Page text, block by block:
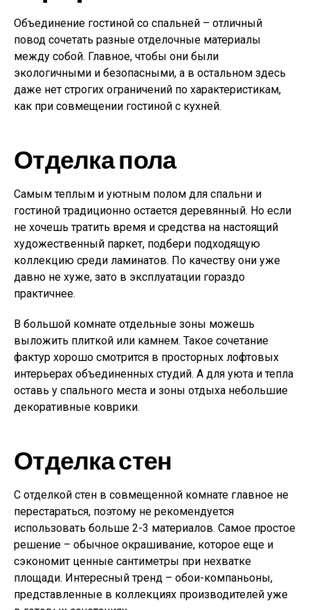
Объединение гостиной со спальней – отличный
повод сочетать разные отделочные материалы
между собой. Главное, чтобы они были
экологичными и безопасными, а в остальном здесь
даже нет строгих ограничений по характеристикам,
как при совмещении гостиной с кухней.
Отделка пола
Самым теплым и уютным полом для спальни и
гостиной традиционно остается деревянный. Но если
не хочешь тратить время и средства на настоящий
художественный паркет, подбери подходящую
коллекцию среди ламинатов. По качеству они уже
давно не хуже, зато в эксплуатации гораздо
практичнее.
В большой комнате отдельные зоны можешь
выложить плиткой или камнем. Такое сочетание
фактур хорошо смотрится в просторных лофтовых
интерьерах объединенных студий. А для уюта и тепла
оставь у спального места и зоны отдыха небольшие
декоративные коврики.
Отделка стен
С отделкой стен в совмещенной комнате главное не
перестараться, поэтому не рекомендуется
использовать больше 2-3 материалов. Самое простое
решение – обычное окрашивание, которое еще и
сэкономит ценные сантиметры при нехватке
площади. Интересный тренд – обои-компаньоны,
представленные в коллекциях производителей уже